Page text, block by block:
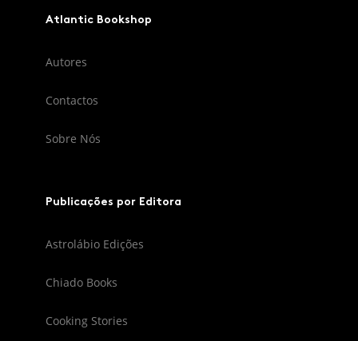
Atlantic Bookshop
Autores
Contactos
Sobre Nós
Publicações por Editora
Astrolábio Edições
Chiado Books
Cooking Stories